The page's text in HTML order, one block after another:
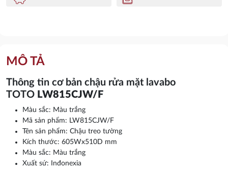
MÔ TẢ
Thông tin cơ bản chậu rửa mặt lavabo
TOTO LW815CJW/F
Màu sắc: Màu trắng
Mã sản phẩm: LW815CJW/F
Tên sản phẩm: Chậu treo tường
Kích thước: 605Wx510D mm
Màu sắc: Màu trắng
Xuất sứ: Inđonexia